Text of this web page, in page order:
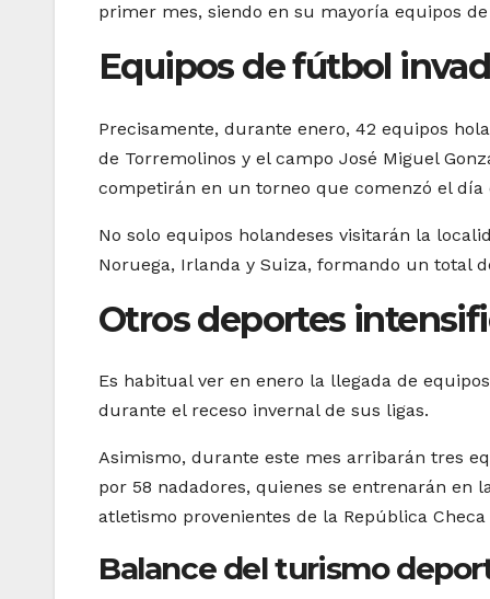
primer mes, siendo en su mayoría equipos
Equipos de fútbol
Precisamente, durante enero, 42 equipos
de Torremolinos y el campo José Miguel
competirán en un torneo que comenzó el día
No solo equipos holandeses visitarán la
Noruega, Irlanda y Suiza, formando un total
Otros deportes
Es habitual ver en enero la llegada de
durante el receso invernal de sus ligas.
Asimismo, durante este mes arribarán tres
por 58 nadadores, quienes se entrenarán en
atletismo provenientes de la República
Balance del turismo